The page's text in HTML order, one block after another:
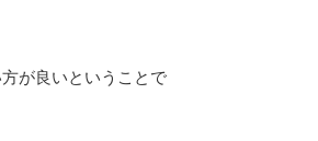
が良いということで